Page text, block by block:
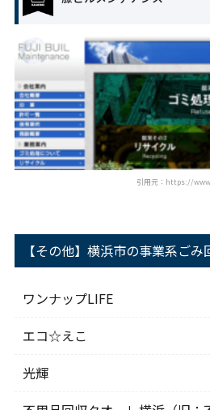
引用元：https://
【その他】横浜市の事業系ご
ワンナップLIFE
エコ☆えこ
光輝